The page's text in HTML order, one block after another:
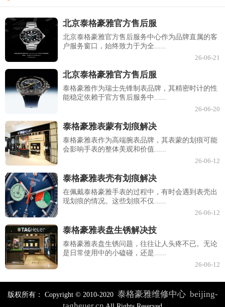
北京泰格豪雅官方售后服
北京泰格豪雅官方售后服务中心作为品牌直属的客
户服务窗口，始终致力于为全......
26-06-21
北京泰格豪雅官方售后服
泰格豪雅作为瑞士先锋制表品牌，其精密时计的性
能稳定依赖于官方售后服务中......
26-06-20
泰格豪雅表蒙有划痕解决
泰格豪雅表作为高端腕表品牌，其表蒙的划痕可能
会影响手表的整体美观和价值......
26-06-12
泰格豪雅表壳有划痕解决
在佩戴泰格豪雅手表的过程中，有时会遇到表壳出
现划痕的情况。这些划痕不仅......
26-06-12
泰格豪雅表盘生锈解决技
泰格豪雅表盘生锈问题，往往让人头疼不已。无论
是日常使用中的小磕碰，还是......
26-06-12
版权所有： Copyright © 2010-2020 泰格豪雅维修中心 beijing-